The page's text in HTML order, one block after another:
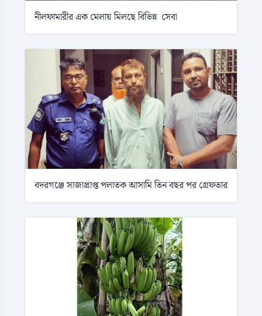
নীলফামারীর এক মেলায় মিলছে বিভিন্ন সেবা
বদরগঞ্জে সাজাপ্রাপ্ত পলাতক আসামি তিন বছর পর গ্রেফতার